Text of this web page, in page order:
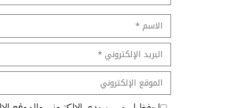
الاسم
البريد
الإلكتروني
الموقع
الإلكتروني